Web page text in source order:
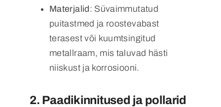
Materjalid : Süvaimmutatud
puitastmed ja roostevabast
terasest või kuumtsingitud
metallraam, mis taluvad hästi
niiskust ja korrosiooni.
2. Paadikinnitused ja pollarid